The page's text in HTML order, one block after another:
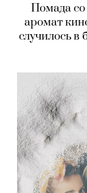
Помада
аромат
случилось в